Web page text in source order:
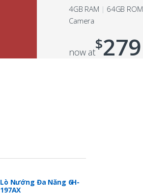
4GB RAM 64GB ROM
Camera
now at$279
Lò Nướng Đa Năng 6H-
197AX